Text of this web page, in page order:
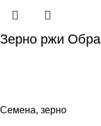
Зерно ржи
Семена, зерно